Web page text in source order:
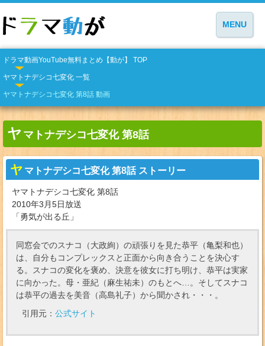
MENU
ドラマ動画YouTube無料まとめ【動が】 TOP
ヤマトナデシコ七変化 一覧
ヤマトナデシコ七変化 第8話 動画
ヤ マトナデシコ七変化 第8話
ヤ マトナデシコ七変化 第8話 ストーリー
ヤマトナデシコ七変化 第8話
2010年3月5日放送
「勇気が出る丘」
同窓会でのスナコ（大政絢）の頑張りを見た恭平（亀梨和也）
は、自分もコンプレックスと正面から向き合うことを決心す
る。スナコの変化を褒め、決意を彼女に打ち明け、恭平は実家
に向かった。母・亜紀（麻生祐未）のもとへ…。そしてスナコ
は恭平の過去を美音（高島礼子）から聞かされ・・・。
引用元： 公式サイト